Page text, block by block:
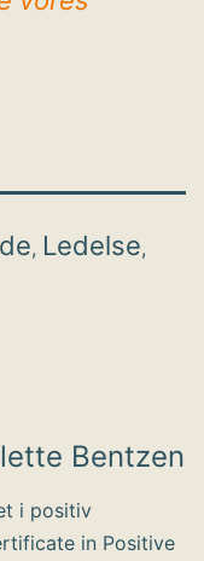
, Ledelse,
Bentzen
i positiv
in Positive